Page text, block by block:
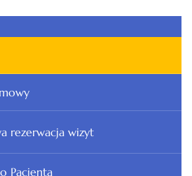
rezerwacja wizyt
Pacjenta